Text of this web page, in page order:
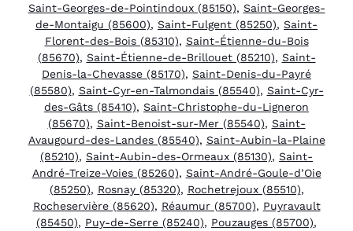
Saint-Georges-de-Pointindoux (85150), Saint-Georges-
de-Montaigu (85600), Saint-Fulgent (85250), Saint-
Florent-des-Bois (85310), Saint-Étienne-du-Bois
(85670), Saint-Étienne-de-Brillouet (85210), Saint-
Denis-la-Chevasse (85170), Saint-Denis-du-Payré
(85580), Saint-Cyr-en-Talmondais (85540), Saint-Cyr-
des-Gâts (85410), Saint-Christophe-du-Ligneron
(85670), Saint-Benoist-sur-Mer (85540), Saint-
Avaugourd-des-Landes (85540), Saint-Aubin-la-Plaine
(85210), Saint-Aubin-des-Ormeaux (85130), Saint-
André-Treize-Voies (85260), Saint-André-Goule-d’Oie
(85250), Rosnay (85320), Rochetrejoux (85510),
Rocheservière (85620), Réaumur (85700), Puyravault
(85450), Puy-de-Serre (85240), Pouzauges (85700),